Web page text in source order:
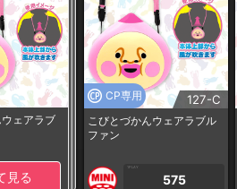
ェアラブ
見る
CP専用 127-C
こびとづかんウェアラブル
ファン
1PLAY
575